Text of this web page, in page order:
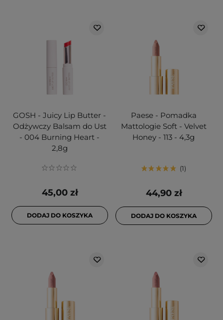
GOSH - Juicy Lip Butter -
Odżywczy Balsam do Ust
- 004 Burning Heart -
2,8g
45,00 zł
DODAJ DO KOSZYKA
Paese - Pomadka
Mattologie Soft - Velvet
Honey - 113 - 4,3g
1
44,90 zł
DODAJ DO KOSZYKA